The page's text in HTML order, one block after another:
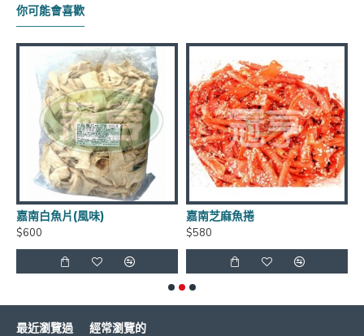
保存方式：常溫
官網商品圖片僅供參考依實際出貨商品為主
**年貨商品*節慶商品*海鮮食品*恕不退換貨
如有需要請LINE詢問有無庫存 LINE
ID:@xat.0000138847.2k2
超商取貨每筆訂單~限重4.5公斤(長+寬+高<105cm)
你可能會喜歡
嘉南白魚片(風味)
$600
嘉南芝麻魚捲
$580
最近瀏覽過 經常瀏覽的